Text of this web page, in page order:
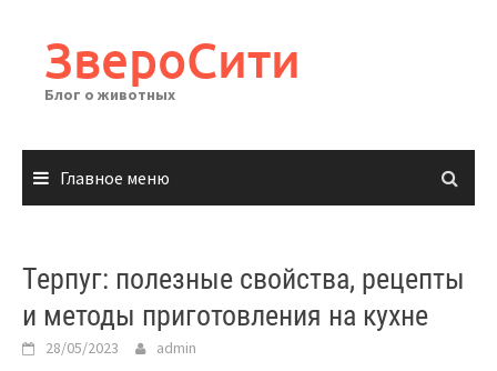
содержимому
ЗвероСити
Блог о животных
Главное меню
Терпуг: полезные свойства, рецепты
и методы приготовления на кухне
28/05/2023 admin